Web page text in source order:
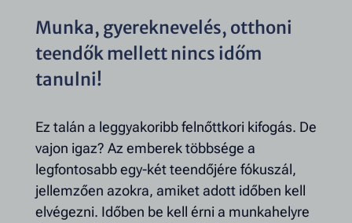
Munka, gyereknevelés, otthoni
teendők mellett nincs időm
tanulni!
Ez talán a leggyakoribb felnőttkori kifogás. De
vajon igaz? Az emberek többsége a
legfontosabb egy-két teendőjére fókuszál,
jellemzően azokra, amiket adott időben kell
elvégezni. Időben be kell érni a munkahelyre